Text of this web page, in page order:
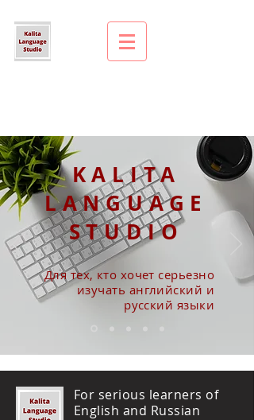
KALITA
LANGUAGE
STUDIO
Для тех, кто хочет серьезно
изучать английский и
русский языки
For serious learners of
English and Russian